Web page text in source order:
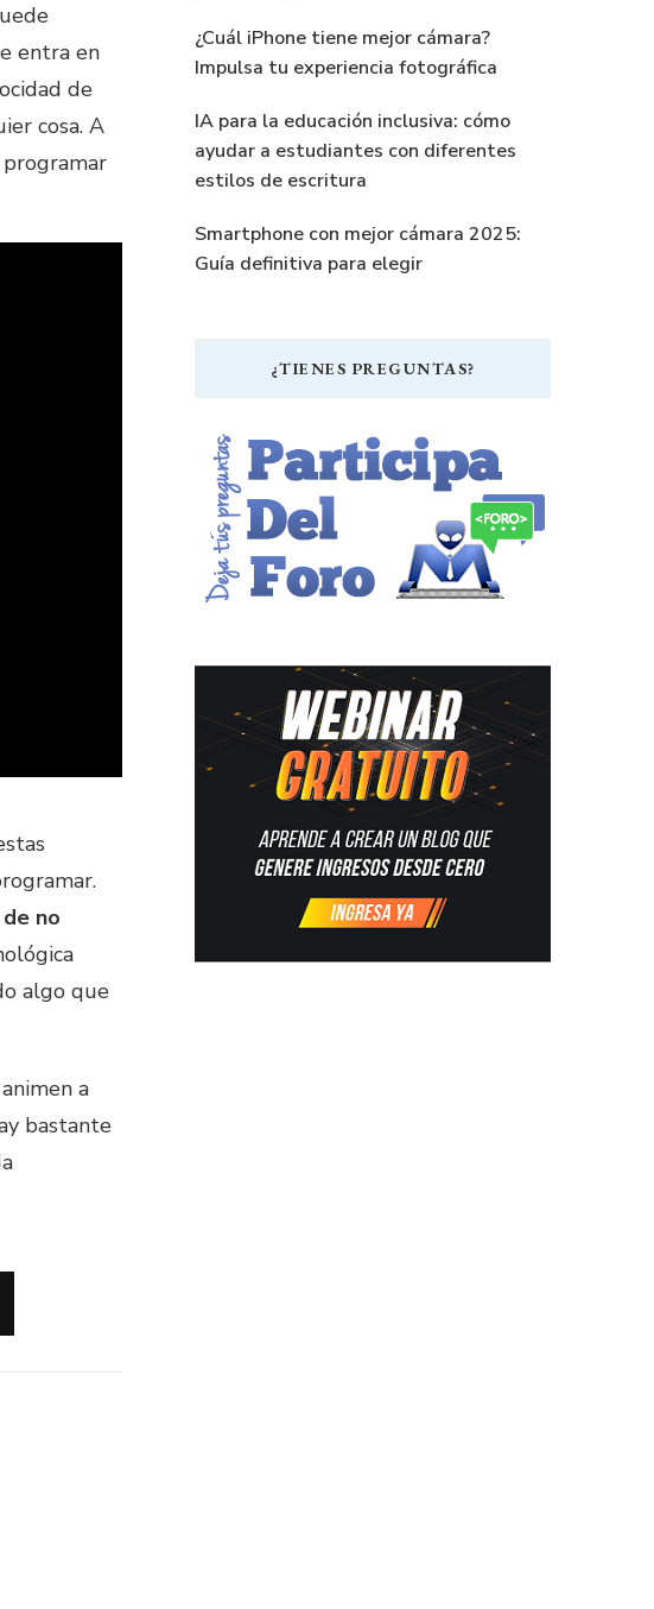
entra en
de
cosa. A
no
algo que
a
bastante
¿Cuál iPhone tiene mejor cámara?
Impulsa tu experiencia fotográfica
IA para la educación inclusiva: cómo
ayudar a estudiantes con diferentes
estilos de escritura
Smartphone con mejor cámara 2025:
Guía definitiva para elegir
¿TIENES PREGUNTAS?